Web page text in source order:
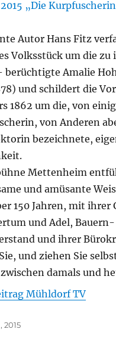
Autor Hans Fitz
Volksstück um die zu
berüchtigte Amalie
und schildert die
1862 um die, von
von Anderen
bezeichnete,
Mettenheim
und amüsante
150 Jahren, mit ihrer
und Adel,
und ihrer
und ziehen Sie
damals und
Mühldorf TV
2015